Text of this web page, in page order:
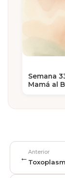
Semana
Mamá al
←
Anterior
y Cómo